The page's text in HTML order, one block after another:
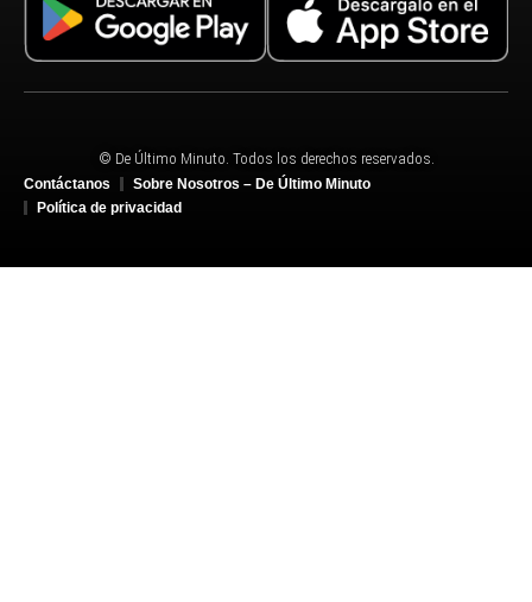
© De Último Minuto. Todos los derechos reservados.
Contáctanos
Sobre Nosotros – De Último Minuto
Política de privacidad